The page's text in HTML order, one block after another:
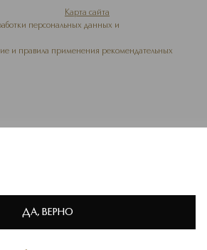
Карта сайта
персональных данных и
и правила применения рекомендательных
ДА, ВЕРНО